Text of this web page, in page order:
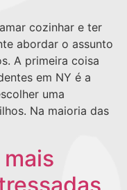
cozinhar e ter
abordar o assunto
A primeira coisa
em NY é a
uma
Na maioria das